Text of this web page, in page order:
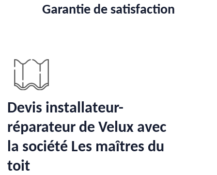
Garantie de satisfaction
Devis installateur-
réparateur de Velux avec
la société Les maîtres du
toit